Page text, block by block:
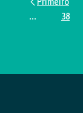
...Páginas38